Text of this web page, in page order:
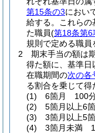
第15条の3におい
給する。
これらの
た職員(第18条第6
規則で定める職員
2
期末手当の額は
得た額に、基準
在職期間の次の各
る割合を乗じて得
(1)
6箇月 100
(2)
5箇月以上6
(3)
3箇月以上5
(4)
3箇月未満